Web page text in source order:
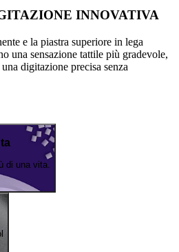
INNOVATIVA
e la piastra superiore in lega
una sensazione tattile più gradevole,
digitazione precisa senza
di una vita.